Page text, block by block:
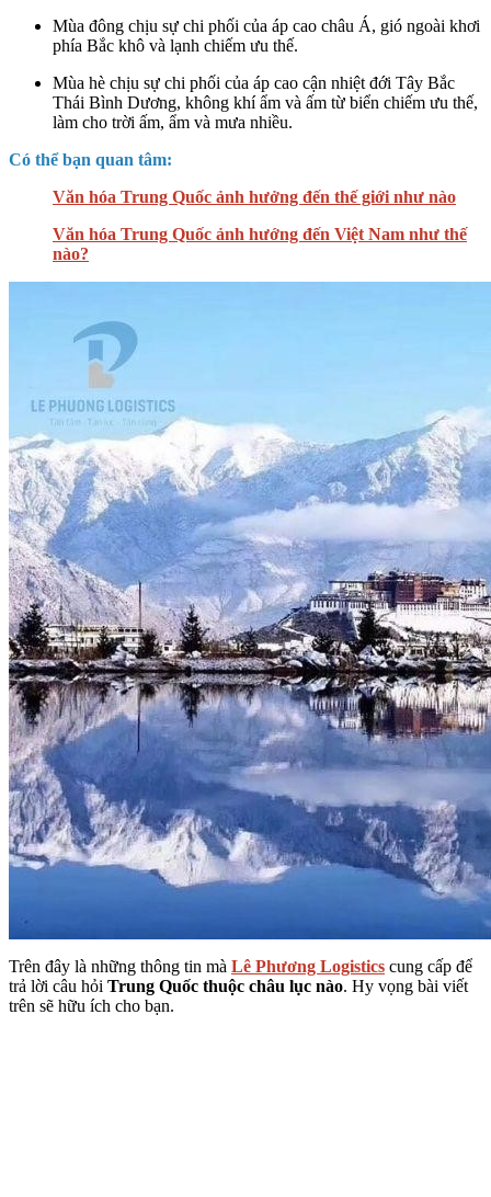
Mùa đông chịu sự chi phối của áp cao châu Á, gió ngoài khơi
phía Bắc khô và lạnh chiếm ưu thế.
Mùa hè chịu sự chi phối của áp cao cận nhiệt đới Tây Bắc
Thái Bình Dương, không khí ẩm và ấm từ biển chiếm ưu thế,
làm cho trời ấm, ẩm và mưa nhiều.
Có thể bạn quan tâm:
Văn hóa Trung Quốc ảnh hưởng đến thế giới như nào
Văn hóa Trung Quốc ảnh hướng đến Việt Nam như thế
nào?
Trên đây là những thông tin mà Lê Phương Logistics cung cấp để
trả lời câu hỏi Trung Quốc thuộc châu lục nào. Hy vọng bài viết
trên sẽ hữu ích cho bạn.